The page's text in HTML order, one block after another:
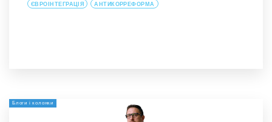
ЄВРОІНТЕГРАЦІЯ АНТИКОРРЕФОРМА
Блоги і колонки